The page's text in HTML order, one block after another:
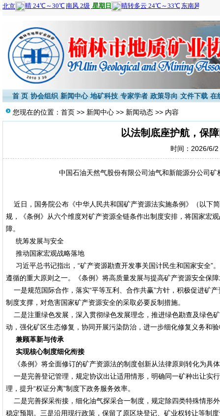
首 页 协会组织 新闻中心 地矿科技 专家学者 政策导向 文件下载 在
您现在的位置： 首页 >> 新闻中心 >> 新闻动态 >> 内容
以法制底座护航，保
时间：2026/6/
中国石油天然气股份有限公司油气和新能源分公司矿权
近日，国务院公布《中华人民共和国矿产资源法实施条例》（以下
规，《条例》从六个维度对矿产资源全链条作出制度安排，将国家宏
障。
统筹发展与安全
推动国家宏观战略落地
习近平总书记指出，“矿产资源勘查开发事关国计民生和国家安全”
遵循的重大原则之一。《条例》将高质量发展与提高矿产资源安全保
一是规范国际合作，落实“平等互利、合作共赢”方针，积极促进矿
制度支撑，对危害国家矿产资源安全的采取必要反制措施。
二是注重绿色发展，深入贯彻绿色发展理念，推进绿色勘查及绿色
动，强化矿区生态修复，协同开展污染防治，进一步细化修复义务和
兼顾革新与传承
实现核心制度细化衔接
《条例》将全面修订的矿产资源法的制度创新从法律原则转化为具
一是完善登记管理，规定协议出让适用情形，明确同一矿种出让实
理，提升“权证分离”制度下政务服务效率。
二是完善探采衔接，细化油气探采合一制度，规定除四类特殊情形
稳定预期。三是沿用现行政策，保留了原区块登记、矿业权转让等制